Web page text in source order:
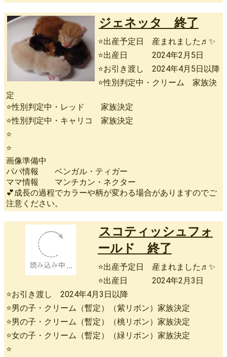
ジェネッタ 終了
⭐出産予定日 産まれました♬✨
⭐出産日 2024年2月5日
⭐お引き渡し 2024年4月5日以降
⭐性別判定中・クリーム 家族決
定
⭐性別判定中・レッド 家族決定
⭐性別判定中・キャリコ 家族決定
⭐
⭐
画像準備中
パパ情報 ベンガル・ティガー
ママ情報 マンチカン・ネクター
💕成長の過程でカラーや柄が変わる場合がありますのでご
注意ください。
スコティッシュフォ
ールド 終了
⭐出産予定日 産まれました♬✨
⭐出産日 2024年2月3日
⭐お引き渡し 2024年4月3日以降
⭐男の子・クリーム（暫定）（紫リボン）家族決定
⭐男の子・クリーム（暫定）（桃リボン）家族決定
⭐女の子・クリーム（暫定）（緑リボン）家族決定
⭐